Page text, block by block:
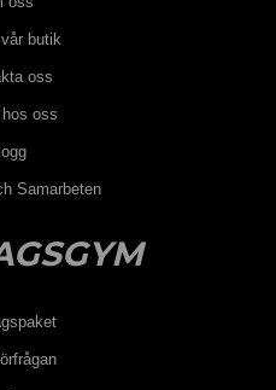
butik
oss
oss
Samarbeten